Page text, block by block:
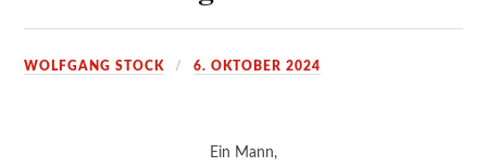
WOLFGANG STOCK 6. OKTOBER 2024
Ein Mann,